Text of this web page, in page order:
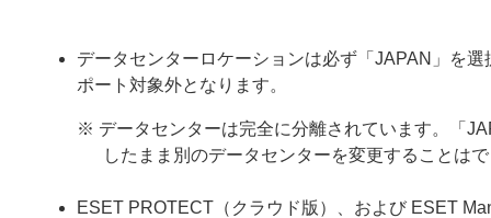
データセンターロケーションは必ず「JAPAN」を
ポート対象外となります。
※ データセンターは完全に分離されています。「
したまま別のデータセンターを変更することは
ESET PROTECT（クラウド版）、および ESET